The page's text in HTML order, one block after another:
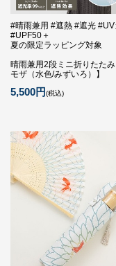
#晴雨兼用 #遮熱 #遮光 #UV
#UPF50＋
夏の限定ラッピング対象
晴雨兼用2段ミニ折りたたみ
モザ（水色/みずいろ）】
5,500円(税込)